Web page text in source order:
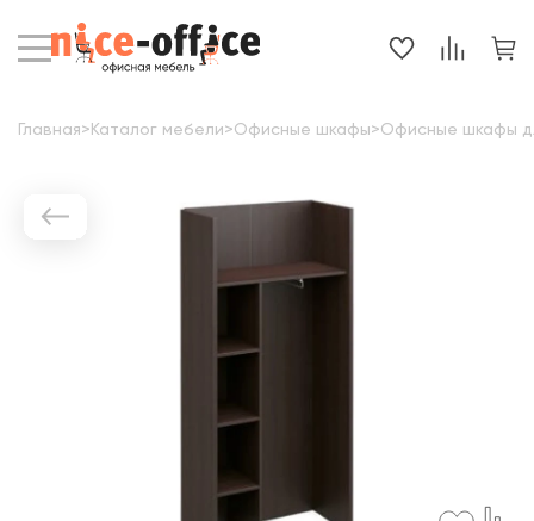
Главная> Каталог мебели>Офисные шкафы>Офисные шкафы